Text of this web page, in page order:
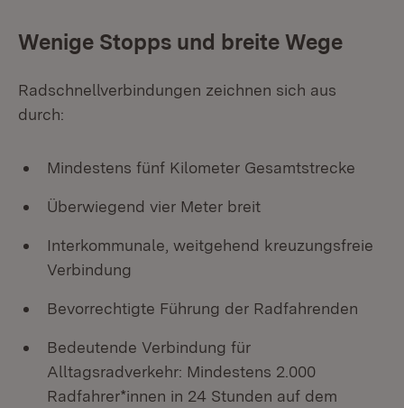
Wenige Stopps und breite Wege
Radschnellverbindungen zeichnen sich aus
durch:
Mindestens fünf Kilometer Gesamtstrecke
Überwiegend vier Meter breit
Interkommunale, weitgehend kreuzungsfreie
Verbindung
Bevorrechtigte Führung der Radfahrenden
Bedeutende Verbindung für
Alltagsradverkehr: Mindestens 2.000
Radfahrer*innen in 24 Stunden auf dem